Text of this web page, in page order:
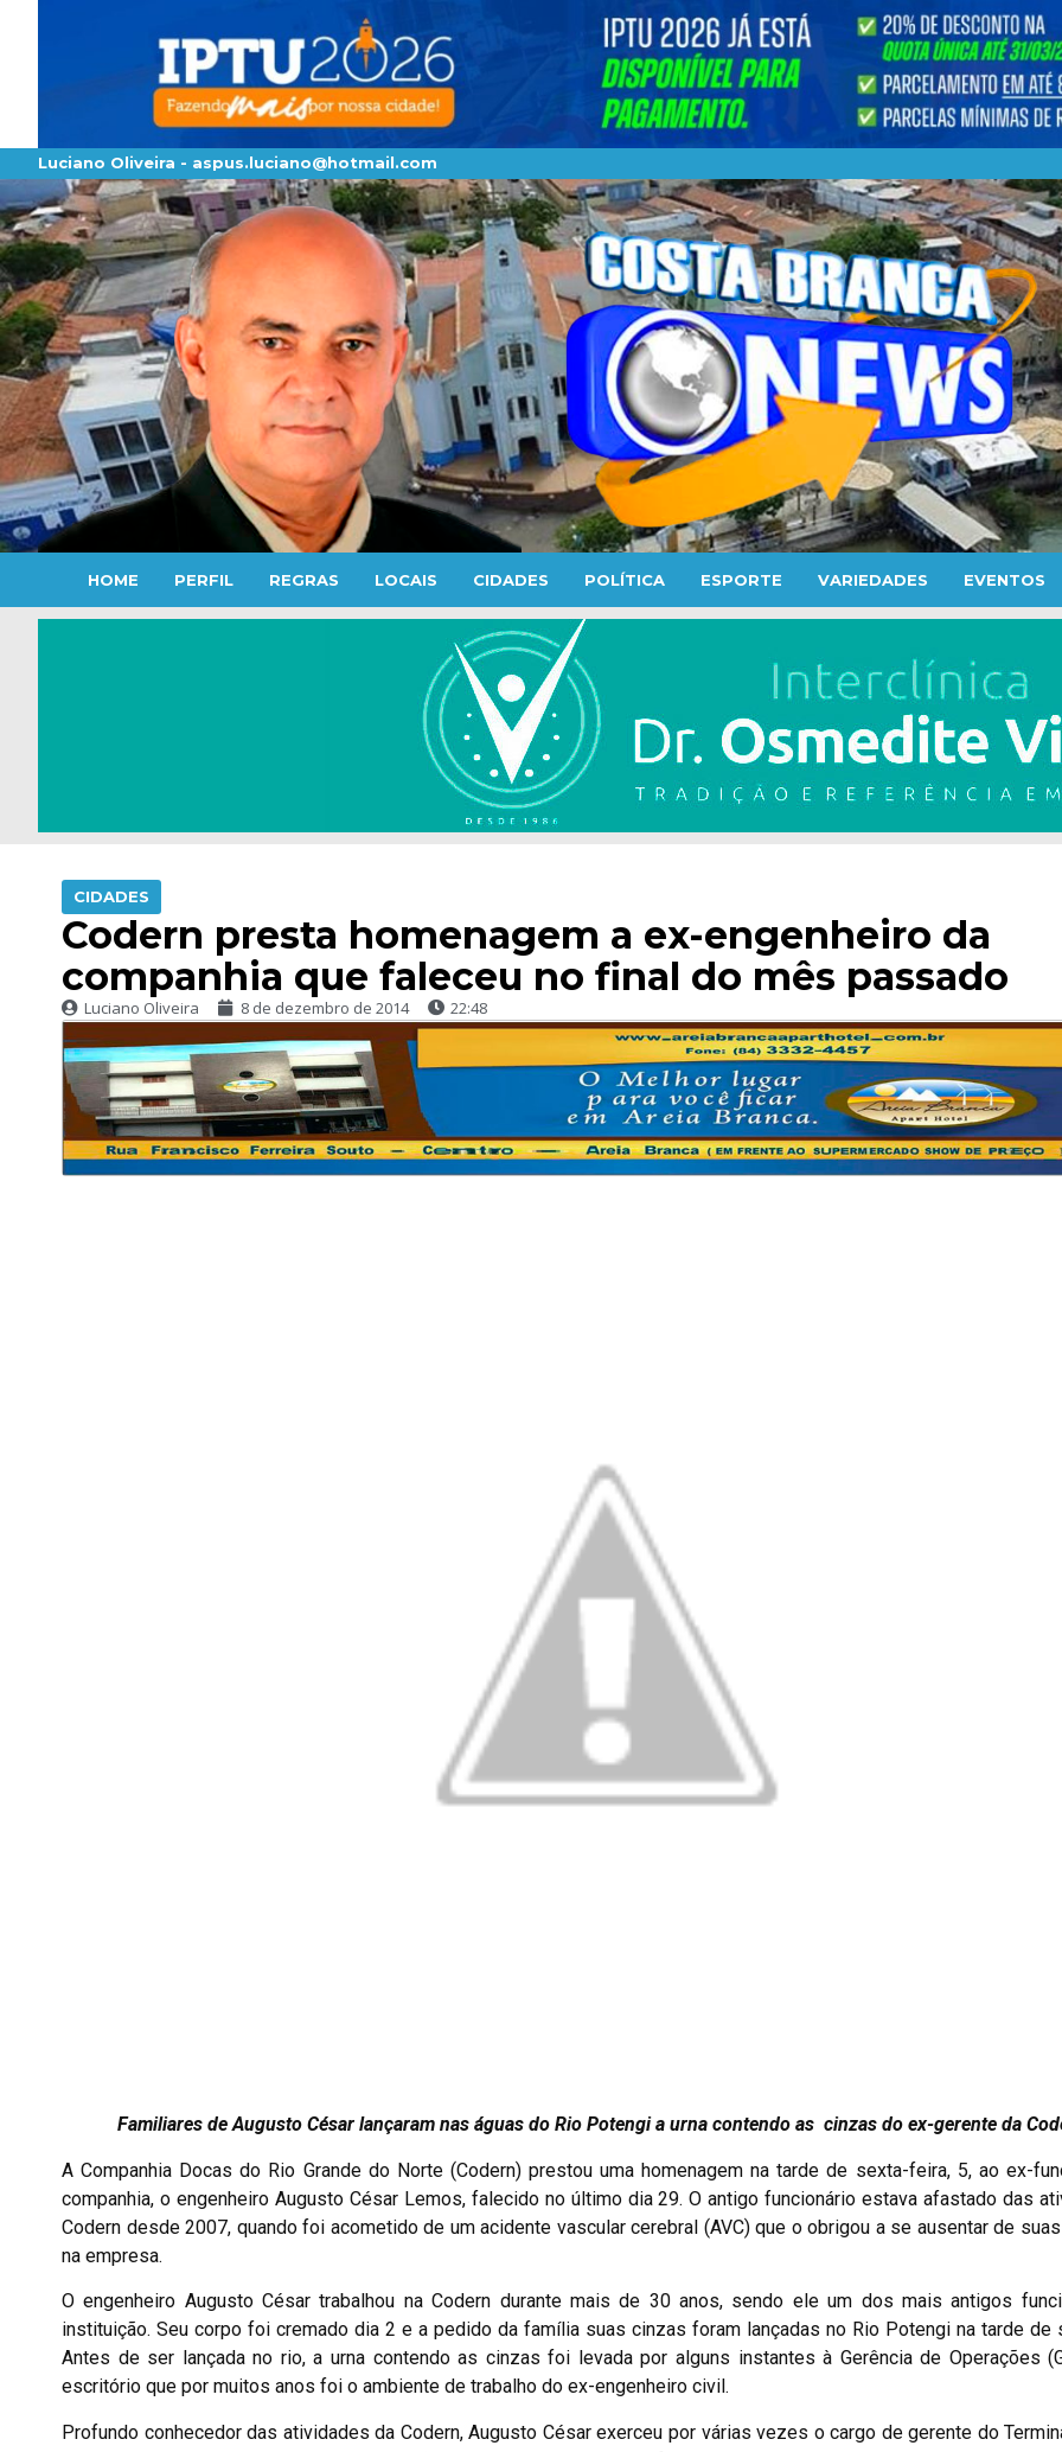
Luciano Oliveira - aspus.luciano@hotmail.com
HOME PERFIL REGRAS LOCAIS CIDADES POLÍTICA ESPORTE VARIEDADES EVENTOS
CIDADES
Codern presta homenagem a ex-engenheiro da
companhia que faleceu no final do mês passado
Luciano Oliveira 8 de dezembro de 2014 22:48
Familiares de Augusto César lançaram nas águas do Rio Potengi a urna contendo as cinzas do ex-gerente da
A Companhia Docas do Rio Grande do Norte (Codern) prestou uma homenagem na tarde de sexta-feira, 5, ao ex-
companhia, o engenheiro Augusto César Lemos, falecido no último dia 29. O antigo funcionário estava afastado das
Codern desde 2007, quando foi acometido de um acidente vascular cerebral (AVC) que o obrigou a se ausentar de
na empresa.
O engenheiro Augusto César trabalhou na Codern durante mais de 30 anos, sendo ele um dos mais antigos
instituição. Seu corpo foi cremado dia 2 e a pedido da família suas cinzas foram lançadas no Rio Potengi na tarde de
Antes de ser lançada no rio, a urna contendo as cinzas foi levada por alguns instantes à Gerência de Operações
escritório que por muitos anos foi o ambiente de trabalho do ex-engenheiro civil.
Profundo conhecedor das atividades da Codern, Augusto César exerceu por várias vezes o cargo de gerente do